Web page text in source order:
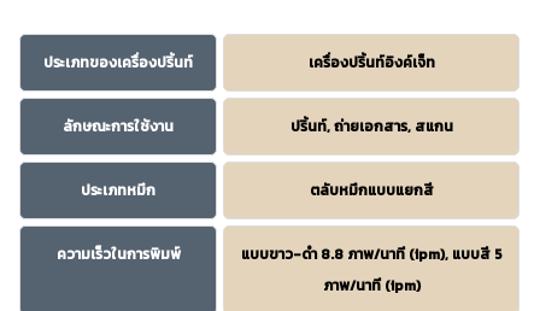
ประเภทของเครื่องปริ้นท์ เครื่องปริ้นท์อิงค์เจ็ท
ลักษณะการใช้งาน ปริ้นท์, ถ่ายเอกสาร, สแกน
ประเภทหมึก ตลับหมึกแบบแยกสี
ความเร็วในการพิมพ์
แบบขาว-ดำ 8.8 ภาพ/นาที (ipm), แบบสี 5
ภาพ/นาที (ipm)